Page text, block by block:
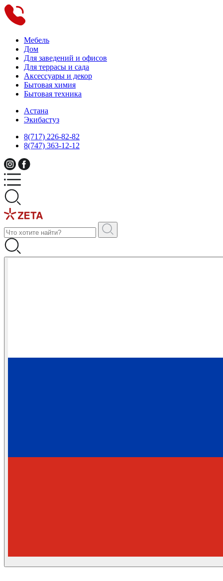
Мебель
Дом
Для заведений и офисов
Для террасы и сада
Аксессуары и декор
Бытовая химия
Бытовая техника
Астана
Экибастуз
8(717) 226-82-82
8(747) 363-12-12